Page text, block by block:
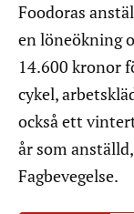
Foodoras
en löneökning
14.600 kronor
cykel,
också ett
år som
Fagbevegelse.